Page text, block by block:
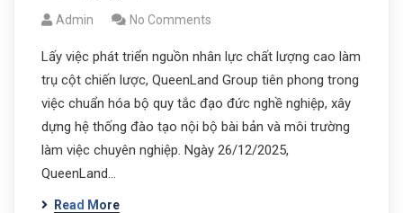
Admin No Comments
Lấy việc phát triển nguồn nhân lực chất lượng cao làm
trụ cột chiến lược, QueenLand Group tiên phong trong
việc chuẩn hóa bộ quy tắc đạo đức nghề nghiệp, xây
dựng hệ thống đào tạo nội bộ bài bản và môi trường
làm việc chuyên nghiệp. Ngày 26/12/2025,
QueenLand…
Read More